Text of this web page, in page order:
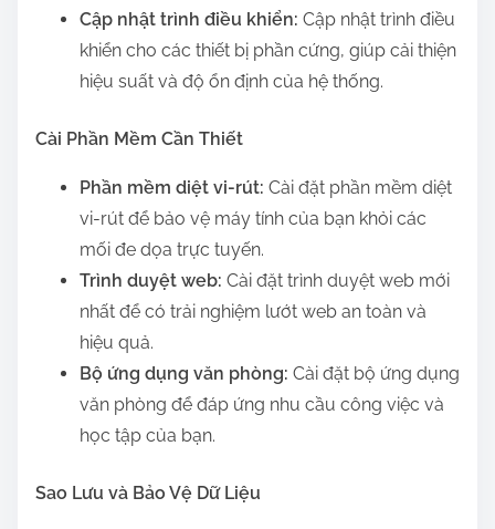
Cập nhật trình điều khiển: Cập nhật trình điều
khiển cho các thiết bị phần cứng, giúp cải thiện
hiệu suất và độ ổn định của hệ thống.
Cài Phần Mềm Cần Thiết
Phần mềm diệt vi-rút: Cài đặt phần mềm diệt
vi-rút để bảo vệ máy tính của bạn khỏi các
mối đe dọa trực tuyến.
Trình duyệt web: Cài đặt trình duyệt web mới
nhất để có trải nghiệm lướt web an toàn và
hiệu quả.
Bộ ứng dụng văn phòng: Cài đặt bộ ứng dụng
văn phòng để đáp ứng nhu cầu công việc và
học tập của bạn.
Sao Lưu và Bảo Vệ Dữ Liệu